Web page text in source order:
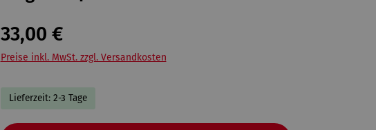
33,00 €
Preise inkl. MwSt. zzgl. Versandkosten
Lieferzeit: 2-3 Tage